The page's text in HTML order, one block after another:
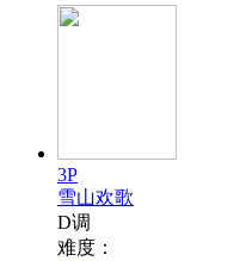
3P
雪山欢歌
D调
难度：